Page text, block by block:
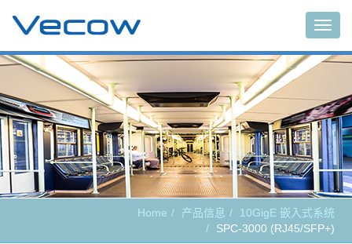
Home 产品信息
10GigE 嵌入式系统
SPC-3000 (RJ45/SFP+)